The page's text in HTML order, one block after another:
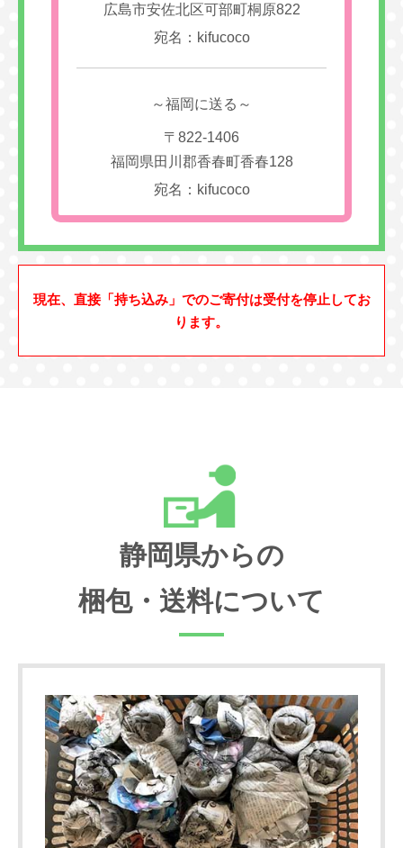
広島市安佐北区可部町桐原822
宛名：kifucoco
～福岡に送る～
〒822-1406
福岡県田川郡香春町香春128
宛名：kifucoco
現在、直接「持ち込み」でのご寄付は受付を停止してお
ります。
静岡県からの
梱包・送料について